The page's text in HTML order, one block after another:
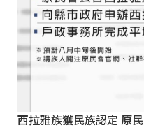
西拉雅族獲民族認定 原